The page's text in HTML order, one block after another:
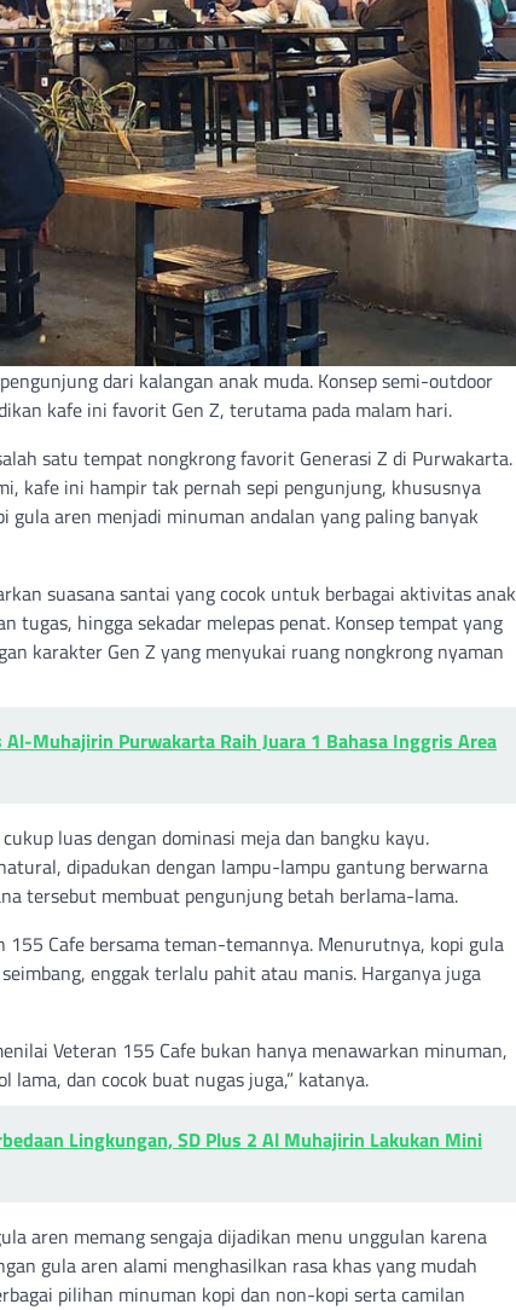
dari kalangan anak muda. Konsep semi-outdoor
kafe ini favorit Gen Z, terutama pada malam hari.
satu tempat nongkrong favorit Generasi Z di Purwakarta.
kafe ini hampir tak pernah sepi pengunjung, khususnya
gula aren menjadi minuman andalan yang paling banyak
suasana santai yang cocok untuk berbagai aktivitas anak
tugas, hingga sekadar melepas penat. Konsep tempat yang
karakter Gen Z yang menyukai ruang nongkrong nyaman
Muhajirin Purwakarta Raih Juara 1 Bahasa Inggris Area
luas dengan dominasi meja dan bangku kayu.
dipadukan dengan lampu-lampu gantung berwarna
tersebut membuat pengunjung betah berlama-lama.
Cafe bersama teman-temannya. Menurutnya, kopi gula
enggak terlalu pahit atau manis. Harganya juga
Veteran 155 Cafe bukan hanya menawarkan minuman,
lama, dan cocok buat nugas juga,” katanya.
Lingkungan, SD Plus 2 Al Muhajirin Lakukan Mini
aren memang sengaja dijadikan menu unggulan karena
gula aren alami menghasilkan rasa khas yang mudah
pilihan minuman kopi dan non-kopi serta camilan